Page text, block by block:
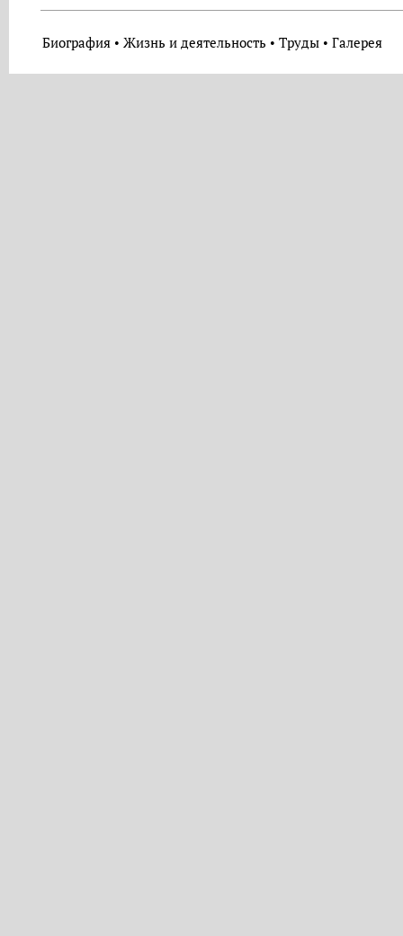
Биография• Жизнь и деятельность • Труды• Галерея